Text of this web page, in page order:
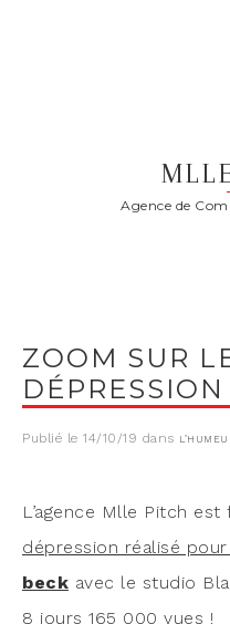
Agence de
ZOOM SUR
DÉPRESSION
Publié le 14/10/19 dans
L’a­gence Mlle Pitch est
dépres­sion réa­li­sé
beck avec le stu­dio
8 jours 165 000 vues !